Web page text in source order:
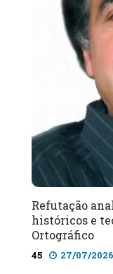
Refutação
históricos e
Ortográfico
45 27/07/2026